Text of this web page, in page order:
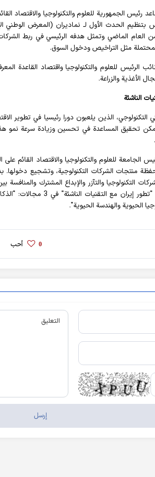
رئيس الجمهورية للعلوم والتكنولوجيا والاقتصاد
بتنظيم الحدث الأول لـ نمادیران (المعرض الوطني
من العام الماضي وتمثل هدفه الرئيسي في ربط
مثل التراخيص ودخول السوق.
الأغذية والزراعة.
الناشئة
التكنولوجي، الذين يلعبون دورا رئيسيا في تطوير
تحقيق المساعدة في تحسين وزيادة سرعة نمو
الجامعة للعلوم والتكنولوجيا والاقتصاد القائم
منتجات الشركات التكنولوجية، وتشجيع دخولها.
التكنولوجيا والتآزر والإبداع المشترك
التنمويين الرائدين تحت
الحيوية والهندسة الحيوية".
0 أحب